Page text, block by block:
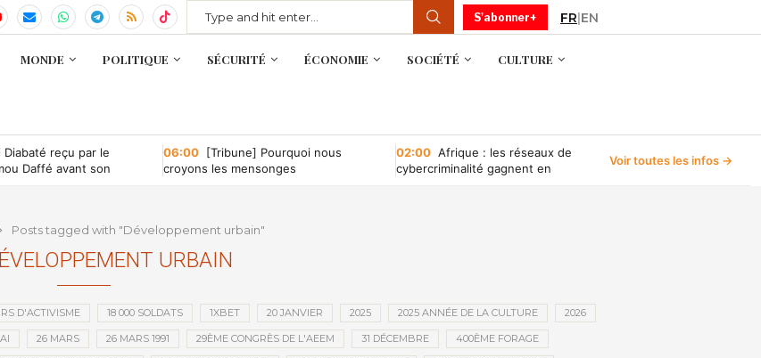
S'abonner+ FR|EN
MONDE POLITIQUE SÉCURITÉ ÉCONOMIE SOCIÉTÉ CULTURE
Diabaté reçu par le
Daffé avant son
06:00 [Tribune] Pourquoi nous
croyons les mensonges
02:00 Afrique : les réseaux de
cybercriminalité gagnent en
Voir toutes les infos →
Posts tagged with "Développement urbain"
URBAIN
D'ACTIVISME 18 000 SOLDATS 1XBET 20 JANVIER 2025 2025 ANNÉE DE LA CULTURE 2026
26 MARS 26 MARS 1991 29ÈME CONGRÈS DE L'AEEM 31 DÉCEMBRE 400ÈME FORAGE